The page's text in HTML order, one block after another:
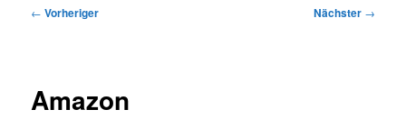
Beitragsnavigation
← Vorheriger Nächster →
Amazon